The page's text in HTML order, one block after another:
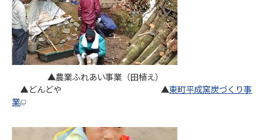
▲農業ふれあい事業（田植え）
▲どんどや ▲東町平成窯炭づくり事
業